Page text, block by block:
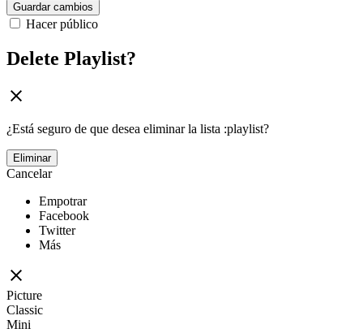
Guardar cambios
Hacer público
Delete Playlist?
¿Está seguro de que desea eliminar la lista :playlist?
Eliminar
Cancelar
Empotrar
Facebook
Twitter
Más
Picture
Classic
Mini